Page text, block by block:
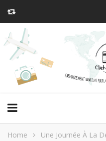
Home
Une Journée À La